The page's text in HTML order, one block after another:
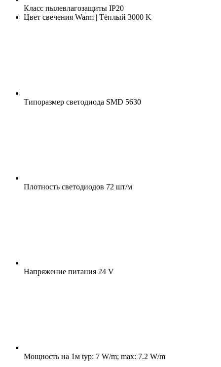
Класс пылевлагозащиты IP20
Цвет свечения Warm | Тёплый 3000 K
Типоразмер светодиода SMD 5630
Плотность светодиодов 72 шт/м
Напряжение питания 24 V
Мощность на 1м typ: 7 W/m; max: 7.2 W/m